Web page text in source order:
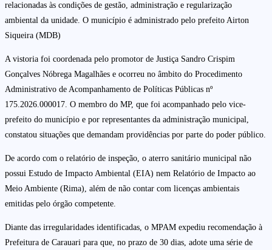
relacionadas às condições de gestão, administração e regularização
ambiental da unidade. O município é administrado pelo prefeito Airton
Siqueira (MDB)
A vistoria foi coordenada pelo promotor de Justiça Sandro Crispim
Gonçalves Nóbrega Magalhães e ocorreu no âmbito do Procedimento
Administrativo de Acompanhamento de Políticas Públicas nº
175.2026.000017. O membro do MP, que foi acompanhado pelo vice-
prefeito do município e por representantes da administração municipal,
constatou situações que demandam providências por parte do poder público.
De acordo com o relatório de inspeção, o aterro sanitário municipal não
possui Estudo de Impacto Ambiental (EIA) nem Relatório de Impacto ao
Meio Ambiente (Rima), além de não contar com licenças ambientais
emitidas pelo órgão competente.
Diante das irregularidades identificadas, o MPAM expediu recomendação à
Prefeitura de Carauari para que, no prazo de 30 dias, adote uma série de